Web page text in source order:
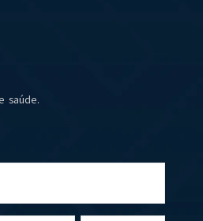
saúde.